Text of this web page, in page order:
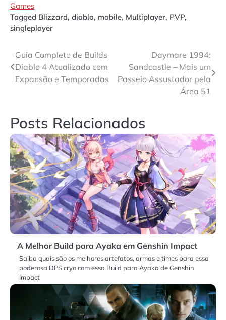
Games
Tagged Blizzard, diablo, mobile, Multiplayer, PVP,
singleplayer
Navegação
de
Guia Completo de Builds
Diablo 4 Atualizado com
Expansão e Temporadas
Daymare 1994:
Sandcastle – Mais um
Passeio Assustador pela
Área 51
Posts Relacionados
A Melhor Build para Ayaka em Genshin Impact
Saiba quais são os melhores artefatos, armas e times para essa
poderosa DPS cryo com essa Build para Ayaka de Genshin
Impact